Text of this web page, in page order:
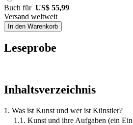
Buch für US$ 55,99
Versand weltweit
In den Warenkorb
Leseprobe
Inhaltsverzeichnis
1. Was ist Kunst und wer ist Künstler?
1.1. Kunst und ihre Aufgaben (ein